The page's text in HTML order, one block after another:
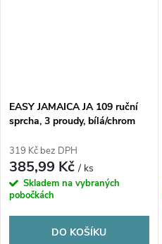
EASY JAMAICA JA 109 ruční
sprcha, 3 proudy, bílá/chrom
319 Kč bez DPH
385,99 Kč/ ks
Skladem na vybraných
pobočkách
DO KOŠÍKU